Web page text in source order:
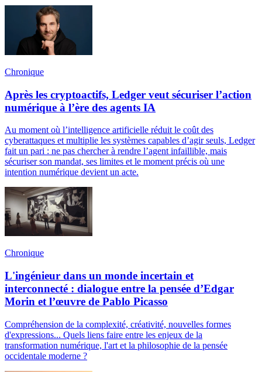
Chronique
Après les cryptoactifs, Ledger veut sécuriser l’action
numérique à l’ère des agents IA
Au moment où l’intelligence artificielle réduit le coût des
cyberattaques et multiplie les systèmes capables d’agir seuls, Ledger
fait un pari : ne pas chercher à rendre l’agent infaillible, mais
sécuriser son mandat, ses limites et le moment précis où une
intention numérique devient un acte.
Chronique
L'ingénieur dans un monde incertain et
interconnecté : dialogue entre la pensée d’Edgar
Morin et l’œuvre de Pablo Picasso
Compréhension de la complexité, créativité, nouvelles formes
d'expressions... Quels liens faire entre les enjeux de la
transformation numérique, l'art et la philosophie de la pensée
occidentale moderne ?